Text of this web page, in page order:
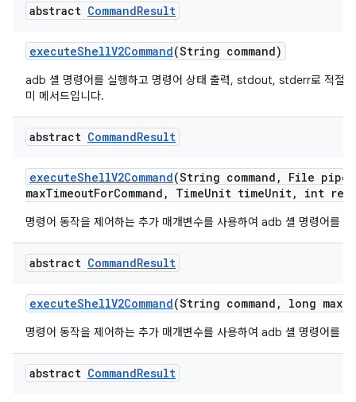
abstract CommandResult
executeShellV2Command(String command)
adb 셸 명령어를 실행하고 명령어 상태 출력, stdout, stderr로 적절
미 메서드입니다.
abstract CommandResult
executeShellV2Command(String command , File pipe
maxTimeoutForCommand , TimeUnit timeUnit, int
명령어 동작을 제어하는 추가 매개변수를 사용하여 adb 셸 명령어를
abstract CommandResult
executeShellV2Command(String command , long max
명령어 동작을 제어하는 추가 매개변수를 사용하여 adb 셸 명령어를
abstract CommandResult